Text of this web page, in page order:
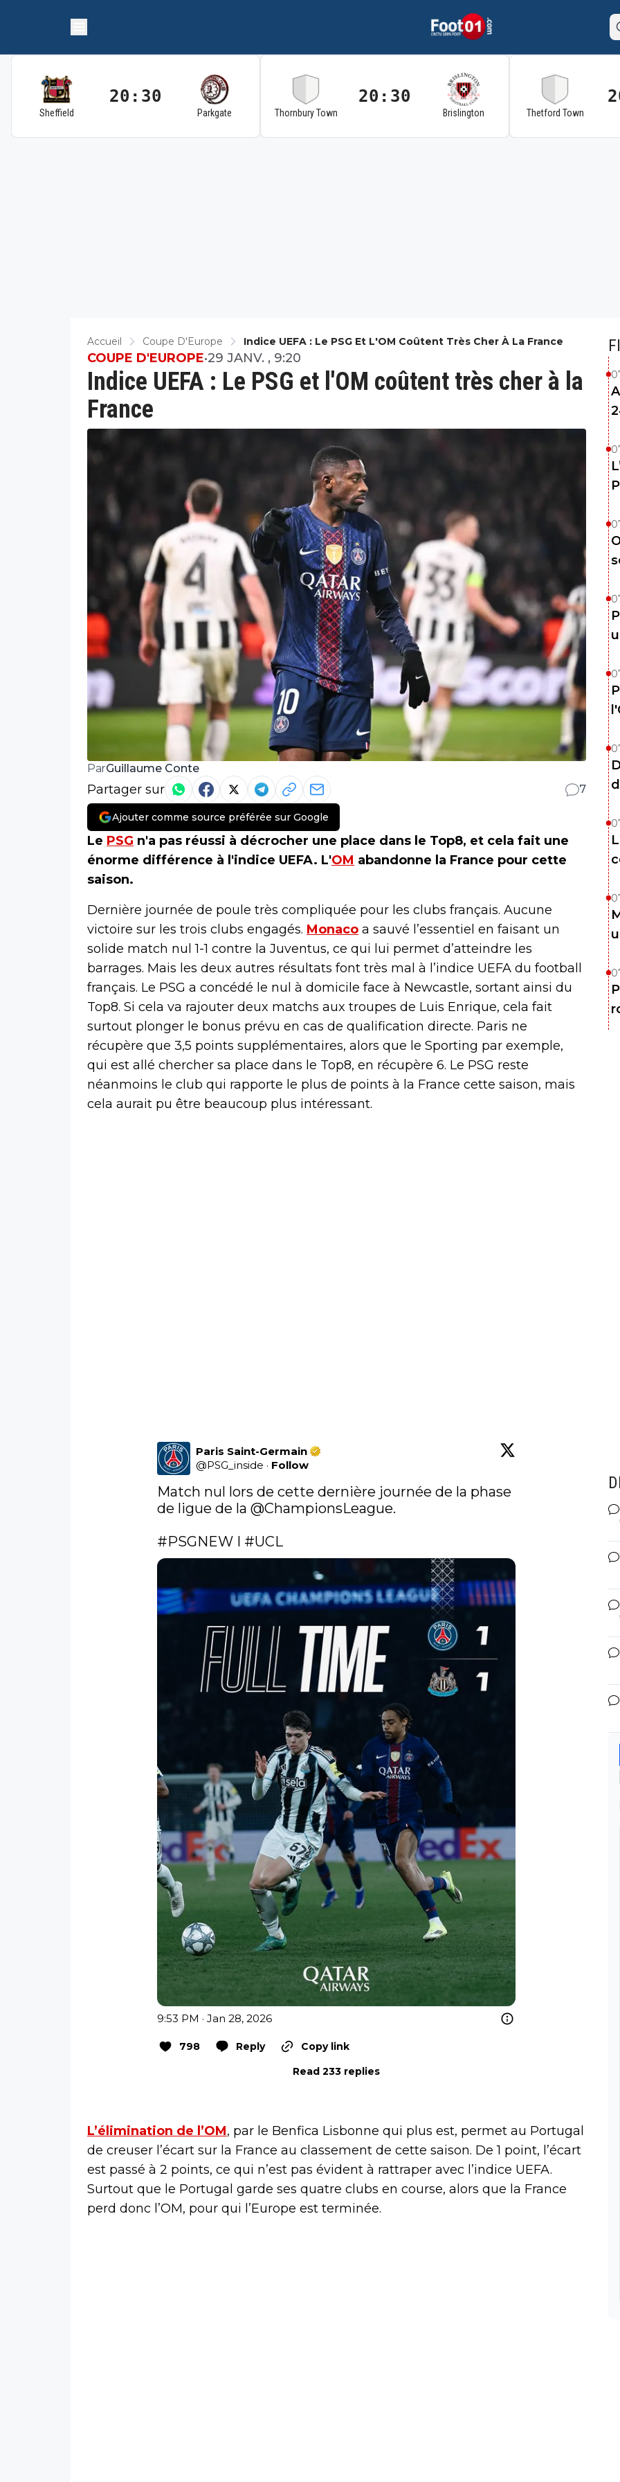
Sheffield
20:30
Parkgate Thornbury Town
20:30
Brislington Thetford Town
Accueil Coupe D'Europe Indice UEFA : Le PSG Et L'OM Coûtent Très Cher À La France
Indice UEFA : Le PSG et l'OM coûtent très cher à la
France
COUPE D'EUROPE•29 JANV. , 9:20
ParGuillaume Conte
Partager sur 7
Ajouter comme source préférée sur Google
Le PSG n'a pas réussi à décrocher une place dans le Top8, et cela fait une
énorme différence à l'indice UEFA. L'OM abandonne la France pour cette
saison.
Dernière journée de poule très compliquée pour les clubs français. Aucune
victoire sur les trois clubs engagés. Monaco a sauvé l’essentiel en faisant un
solide match nul 1-1 contre la Juventus, ce qui lui permet d’atteindre les
barrages. Mais les deux autres résultats font très mal à l’indice UEFA du football
français. Le PSG a concédé le nul à domicile face à Newcastle, sortant ainsi du
Top8. Si cela va rajouter deux matchs aux troupes de Luis Enrique, cela fait
surtout plonger le bonus prévu en cas de qualification directe. Paris ne
récupère que 3,5 points supplémentaires, alors que le Sporting par exemple,
qui est allé chercher sa place dans le Top8, en récupère 6. Le PSG reste
néanmoins le club qui rapporte le plus de points à la France cette saison, mais
cela aurait pu être beaucoup plus intéressant.
Paris Saint-Germain
@PSG_inside · Follow
Match nul lors de cette dernière journée de la phase
de ligue de la @ChampionsLeague.
#PSGNEW I #UCL
9:53 PM · Jan 28, 2026
798 Reply
Copy link
Read 233 replies
L’élimination de l’OM, par le Benfica Lisbonne qui plus est, permet au Portugal
de creuser l’écart sur la France au classement de cette saison. De 1 point, l’écart
est passé à 2 points, ce qui n’est pas évident à rattraper avec l’indice UEFA.
Surtout que le Portugal garde ses quatre clubs en course, alors que la France
perd donc l’OM, pour qui l’Europe est terminée.